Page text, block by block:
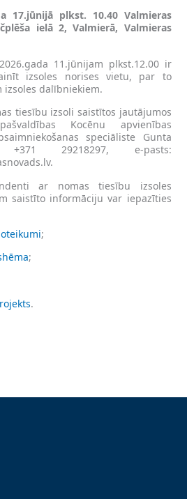
17.jūnijā plkst. 10.40 Valmieras
ielā 2, Valmierā, Valmieras
11.jūnijam plkst.12.00 ir
izsoles norises vietu, par to
dalībniekiem.
tiesību izsoli saistītos jautājumos
Kocēnu apvienības
speciāliste Gunta
29218297, e-pasts:
.
ar nomas tiesību izsoles
saistīto informāciju var iepazīties
;
;
.